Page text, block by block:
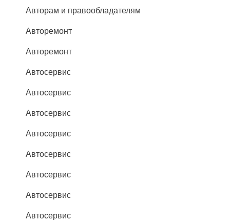
Авторам и правообладателям
Авторемонт
Авторемонт
Автосервис
Автосервис
Автосервис
Автосервис
Автосервис
Автосервис
Автосервис
Автосервис